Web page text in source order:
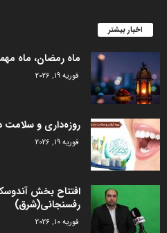
اخبار بیشتر
ماه رمضان، ماه
فوریه 19, 2026
روزه‌داری و سلامت
فوریه 19, 2026
افتتاح بخش
رفسنجانی(شرق)
فوریه 10, 2026